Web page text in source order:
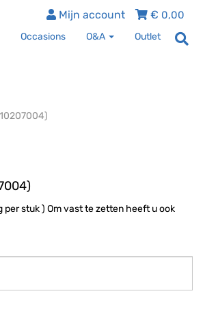
€ 0,00
Mijn account
Occasions O&A Outlet
stuk ) Om vast te zetten heeft u ook